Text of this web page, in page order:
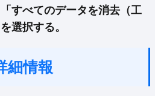
すべてのデータを消去（工
選択する。
細情報